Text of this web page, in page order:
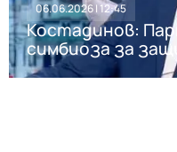
06.06.2026 | 12:45
Костадинов:
симбиоза за